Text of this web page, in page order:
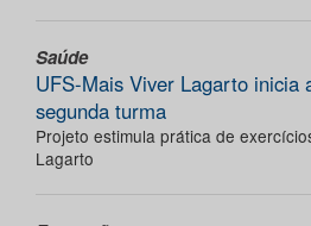
Saúde
UFS-Mais Viver Lagarto inicia
segunda turma
Projeto estimula prática de
Lagarto